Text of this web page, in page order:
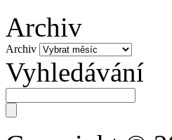
Archiv
Archiv
Vyhledávání